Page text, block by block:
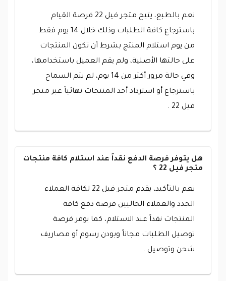
نعم بالطبع، يتيح متجر فيل 22 فرصة القيام
باسترجاع كافة الطلبات وذلك خلال 14 يوم فقط
من يوم استلام المنتج بشرط أن تكون المنتجات
على حالتها الأصلية، ولم يقم العميل باستخدامها،
وفي حالة مرور أكثر من 14 يوم، لم يتم السماح
باسترجاع أو استرداد أحد المنتجات نهائياً عبر متجر
فيل 22 .
هل يتوفر فرصة الدفع نقداَ عند استلام كافة منتجات
متجر فيل 22 ؟
نعم بالتأكيد، يقدم متجر فيل 22 لكافة العملاء
الجدد والعملاء الحاليين فرصة دفع كافة
المنتجات نقداً عند الاستلام، كما يوفر فرصة
توصيل الطلبات مجاناً وبودن رسوم أو مصاريف
شحن وتوصيل .